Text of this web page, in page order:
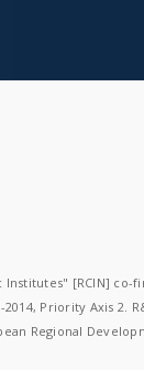
[RCIN] co-
Priority Axis 2.
Regional